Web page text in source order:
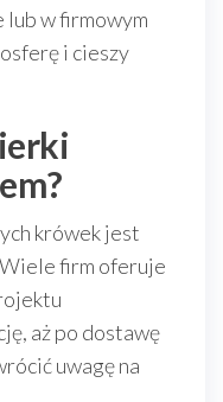
lub w firmowym
i cieszy
krówek jest
firm oferuje
aż po dostawę
uwagę na